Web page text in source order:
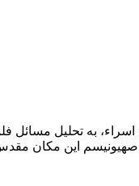
پس از تفسیر آیات ابتدایی سوره
این مکان